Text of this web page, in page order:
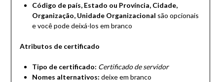
Código de país, Estado ou Província, Cidade,
Organização, Unidade Organizacional são opcionais
e você pode deixá-los em branco
Atributos de certificado
Tipo de certificado: Certificado de servidor
Nomes alternativos: deixe em branco